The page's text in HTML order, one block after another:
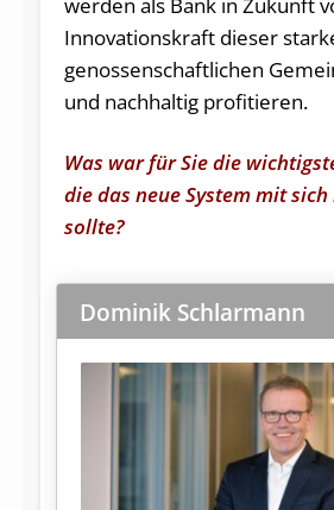
werden als Bank in Zukunft
Innovationskraft dieser
genossenschaftlichen
und nachhaltig profitieren.
Was war für Sie die
die das neue System mit
sollte?
Dominik Schlarmann